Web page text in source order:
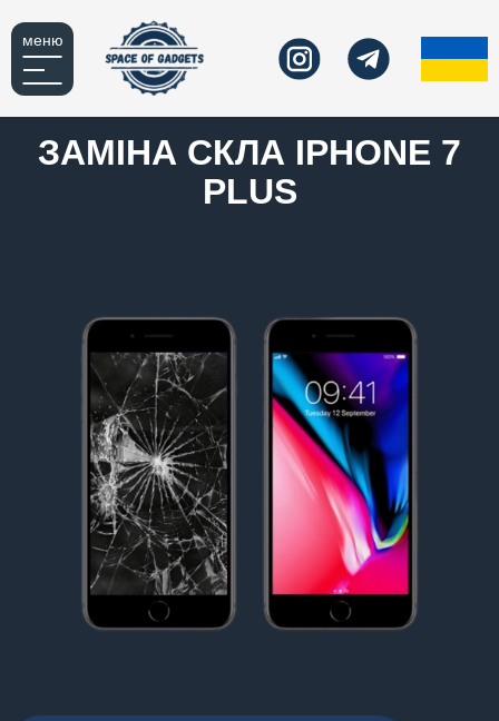
меню
ЗАМІНА СКЛА IPHONE 7
PLUS